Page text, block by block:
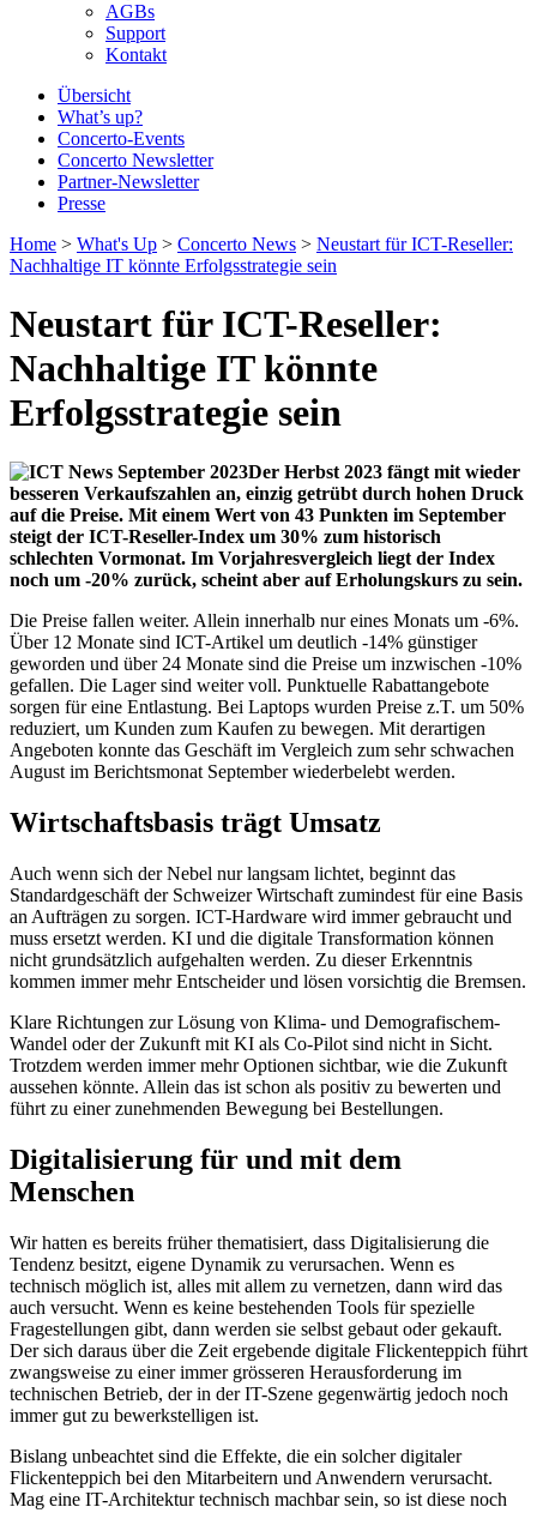
AGBs
Support
Kontakt
Übersicht
What’s up?
Concerto-Events
Concerto Newsletter
Partner-Newsletter
Presse
Home > What's Up > Concerto News > Neustart für ICT-Reseller:
Nachhaltige IT könnte Erfolgsstrategie sein
Neustart für ICT-Reseller:
Nachhaltige IT könnte
Erfolgsstrategie sein
Der Herbst 2023 fängt mit wieder
besseren Verkaufszahlen an, einzig getrübt durch hohen Druck
auf die Preise. Mit einem Wert von 43 Punkten im September
steigt der ICT-Reseller-Index um 30% zum historisch
schlechten Vormonat. Im Vorjahresvergleich liegt der Index
noch um -20% zurück, scheint aber auf Erholungskurs zu sein.
Die Preise fallen weiter. Allein innerhalb nur eines Monats um -6%.
Über 12 Monate sind ICT-Artikel um deutlich -14% günstiger
geworden und über 24 Monate sind die Preise um inzwischen -10%
gefallen. Die Lager sind weiter voll. Punktuelle Rabattangebote
sorgen für eine Entlastung. Bei Laptops wurden Preise z.T. um 50%
reduziert, um Kunden zum Kaufen zu bewegen. Mit derartigen
Angeboten konnte das Geschäft im Vergleich zum sehr schwachen
August im Berichtsmonat September wiederbelebt werden.
Wirtschaftsbasis trägt Umsatz
Auch wenn sich der Nebel nur langsam lichtet, beginnt das
Standardgeschäft der Schweizer Wirtschaft zumindest für eine Basis
an Aufträgen zu sorgen. ICT-Hardware wird immer gebraucht und
muss ersetzt werden. KI und die digitale Transformation können
nicht grundsätzlich aufgehalten werden. Zu dieser Erkenntnis
kommen immer mehr Entscheider und lösen vorsichtig die Bremsen.
Klare Richtungen zur Lösung von Klima- und Demografischem-
Wandel oder der Zukunft mit KI als Co-Pilot sind nicht in Sicht.
Trotzdem werden immer mehr Optionen sichtbar, wie die Zukunft
aussehen könnte. Allein das ist schon als positiv zu bewerten und
führt zu einer zunehmenden Bewegung bei Bestellungen.
Digitalisierung für und mit dem
Menschen
Wir hatten es bereits früher thematisiert, dass Digitalisierung die
Tendenz besitzt, eigene Dynamik zu verursachen. Wenn es
technisch möglich ist, alles mit allem zu vernetzen, dann wird das
auch versucht. Wenn es keine bestehenden Tools für spezielle
Fragestellungen gibt, dann werden sie selbst gebaut oder gekauft.
Der sich daraus über die Zeit ergebende digitale Flickenteppich führt
zwangsweise zu einer immer grösseren Herausforderung im
technischen Betrieb, der in der IT-Szene gegenwärtig jedoch noch
immer gut zu bewerkstelligen ist.
Bislang unbeachtet sind die Effekte, die ein solcher digitaler
Flickenteppich bei den Mitarbeitern und Anwendern verursacht.
Mag eine IT-Architektur technisch machbar sein, so ist diese noch